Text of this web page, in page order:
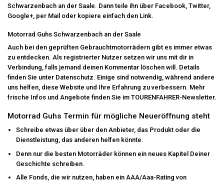
Schwarzenbach an der Saale. Dann teile ihn über Facebook, Twitter,
Google+, per Mail oder kopiere einfach den Link.
Motorrad Guhs Schwarzenbach an der Saale
Auch bei den geprüften Gebrauchtmotorrädern gibt es immer etwas
zu entdecken. Als registrierter Nutzer setzen wir uns mit dir in
Verbindung, falls jemand deinen Kommentar löschen will. Details
finden Sie unter Datenschutz. Einige sind notwendig, während andere
uns helfen, diese Website und Ihre Erfahrung zu verbessern. Mehr
frische Infos und Angebote finden Sie im TOURENFAHRER-Newsletter.
Motorrad Guhs Termin für mögliche Neueröffnung steht
Schreibe etwas über über den Anbieter, das Produkt oder die
Dienstleistung, das anderen helfen könnte.
Denn nur die besten Motorräder können ein neues Kapitel Deiner
Geschichte schreiben.
Alle Fonds, die wir nutzen, haben ein AAA/Aaa-Rating von